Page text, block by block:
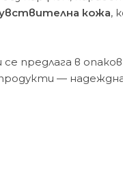
кожа,
се предлага в
продукти —